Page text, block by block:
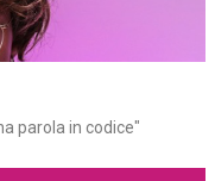
parola in codice"